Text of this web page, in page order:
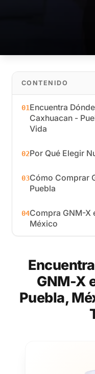
CONTENIDO
01Encuentra
Caxhuacan -
Vida
02Por Qué Elegir
03Cómo Comprar
Puebla
04Compra GNM-X
México
GNM-X
Puebla,